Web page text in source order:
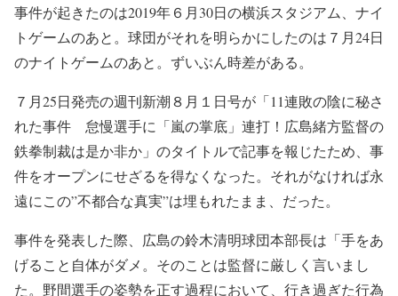
事件が起きたのは2019年６月30日の横浜スタジアム、ナイ
トゲームのあと。球団がそれを明らかにしたのは７月24日
のナイトゲームのあと。ずいぶん時差がある。
７月25日発売の週刊新潮８月１日号が「11連敗の陰に秘さ
れた事件 怠慢選手に「嵐の掌底」連打！広島緒方監督の
鉄拳制裁は是か非か」のタイトルで記事を報じたため、事
件をオープンにせざるを得なくなった。それがなければ永
遠にこの”不都合な真実”は埋もれたまま、だった。
事件を発表した際、広島の鈴木清明球団本部長は「手をあ
げること自体がダメ。そのことは監督に厳しく言いまし
た。野間選手の姿勢を正す過程において、行き過ぎた行為